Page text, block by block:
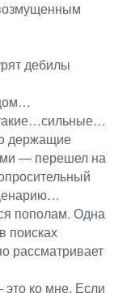
дебилы
держащие
— перешел на
пополам. Одна
поисках
рассматривает
ко мне. Если